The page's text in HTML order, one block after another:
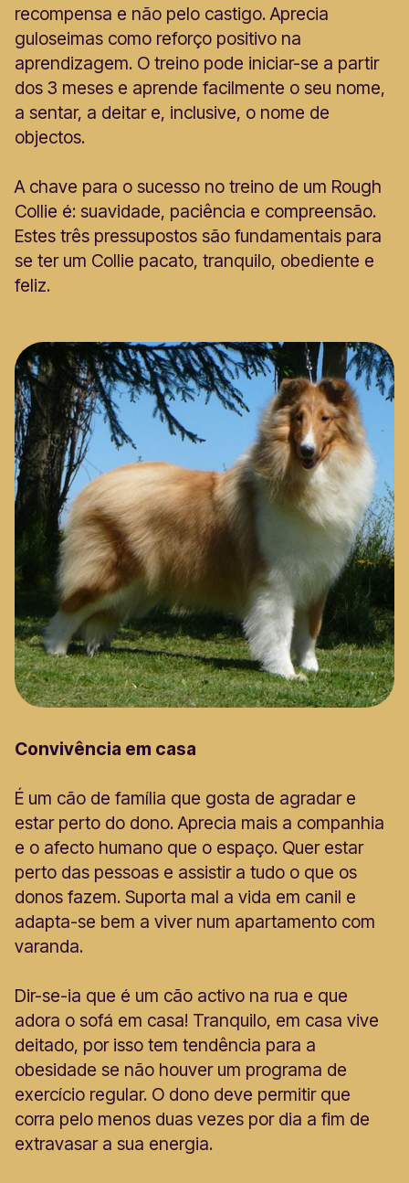
recompensa e não pelo castigo. Aprecia
guloseimas como reforço positivo na
aprendizagem. O treino pode iniciar-se a partir
dos 3 meses e aprende facilmente o seu nome,
a sentar, a deitar e, inclusive, o nome de
objectos.
A chave para o sucesso no treino de um Rough
Collie é: suavidade, paciência e compreensão.
Estes três pressupostos são fundamentais para
se ter um Collie pacato, tranquilo, obediente e
feliz.
Convivência em casa
É um cão de família que gosta de agradar e
estar perto do dono. Aprecia mais a companhia
e o afecto humano que o espaço. Quer estar
perto das pessoas e assistir a tudo o que os
donos fazem. Suporta mal a vida em canil e
adapta-se bem a viver num apartamento com
varanda.
Dir-se-ia que é um cão activo na rua e que
adora o sofá em casa! Tranquilo, em casa vive
deitado, por isso tem tendência para a
obesidade se não houver um programa de
exercício regular. O dono deve permitir que
corra pelo menos duas vezes por dia a fim de
extravasar a sua energia.